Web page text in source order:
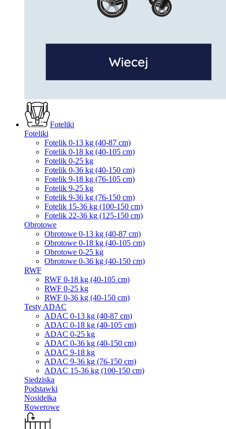
Foteliki
Foteliki
Fotelik 0-13 kg (40-87 cm)
Fotelik 0-18 kg (40-105 cm)
Fotelik 0-25 kg
Fotelik 0-36 kg (40-150 cm)
Fotelik 9-18 kg (76-105 cm)
Fotelik 9-25 kg
Fotelik 9-36 kg (76-150 cm)
Fotelik 15-36 kg (100-150 cm)
Fotelik 22-36 kg (125-150 cm)
Obrotowe
Obrotowe 0-13 kg (40-87 cm)
Obrotowe 0-18 kg (40-105 cm)
Obrotowe 0-25 kg
Obrotowe 0-36 kg (40-150 cm)
RWF
RWF 0-18 kg (40-105 cm)
RWF 0-25 kg
RWF 0-36 kg (40-150 cm)
Testy ADAC
ADAC 0-13 kg (40-87 cm)
ADAC 0-18 kg (40-105 cm)
ADAC 0-25 kg
ADAC 0-36 kg (40-150 cm)
ADAC 9-18 kg
ADAC 9-36 kg (76-150 cm)
ADAC 15-36 kg (100-150 cm)
Siedziska
Podstawki
Nosidełka
Rowerowe